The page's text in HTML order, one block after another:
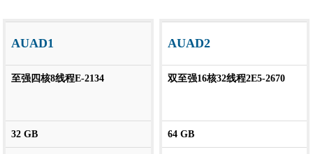
AUAD1
至强四核8线程E-2134
32 GB
AUAD2
双至强16核32线程2E5-2670
64 GB